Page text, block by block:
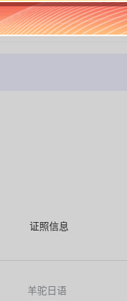
PTE备考五步法
证照信息
羊驼日语